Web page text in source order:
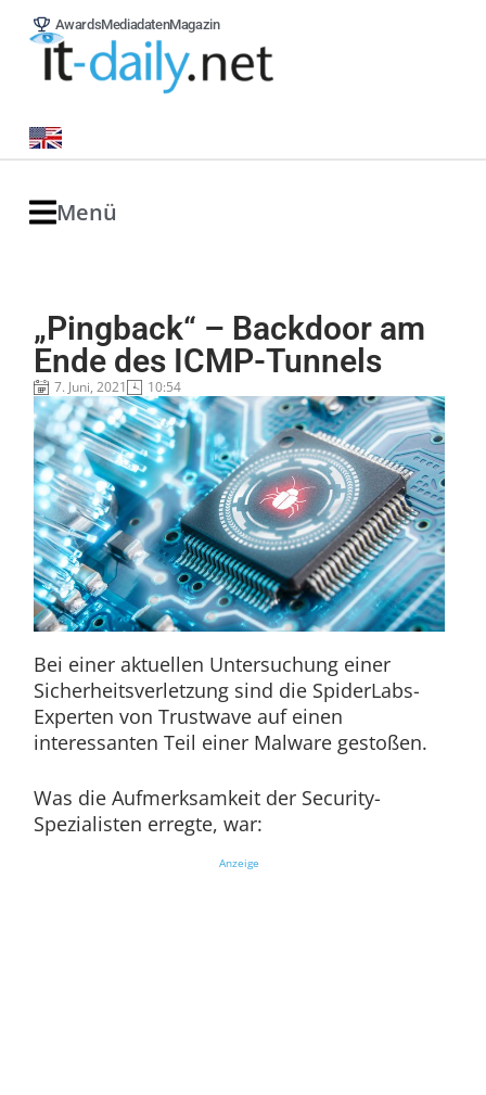
AwardsMediadatenMagazin
Menü
„Pingback“ – Backdoor am
Ende des ICMP-Tunnels
7. Juni, 2021 10:54
Bei einer aktuellen Untersuchung einer
Sicherheitsverletzung sind die SpiderLabs-
Experten von Trustwave auf einen
interessanten Teil einer Malware gestoßen.
Was die Aufmerksamkeit der Security-
Spezialisten erregte, war:
Anzeige